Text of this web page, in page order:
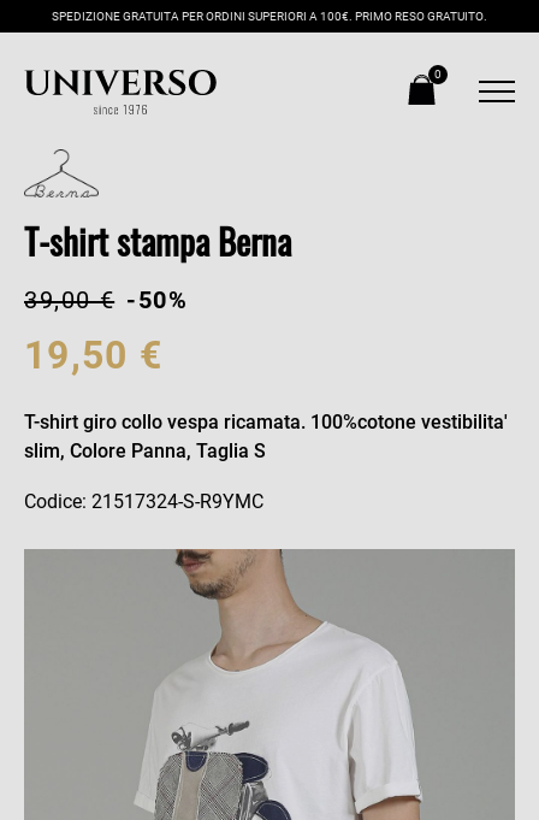
SPEDIZIONE GRATUITA PER ORDINI SUPERIORI A 100€. PRIMO RESO GRATUITO.
0
T-shirt stampa Berna
39,00 € -50%
19,50 €
T-shirt giro collo vespa ricamata. 100%cotone vestibilita'
slim, Colore Panna, Taglia S
Codice: 21517324-S-R9YMC